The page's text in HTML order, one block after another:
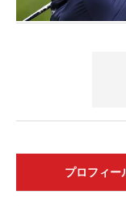
プロフィー